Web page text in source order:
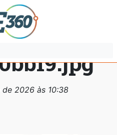
44e0-
2026 às 10:38